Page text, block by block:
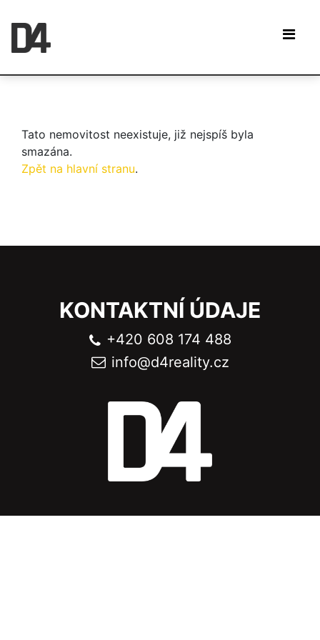
Tato nemovitost neexistuje, již nejspíš byla
smazána.
Zpět na hlavní stranu.
KONTAKTNÍ ÚDAJE
+420 608 174 488
info@d4reality.cz